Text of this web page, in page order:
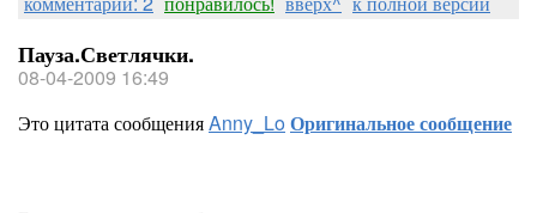
Пауза.Светлячки.
08-04-2009 16:49
Это цитата сообщенияAnny_LoОригинальное сообщение